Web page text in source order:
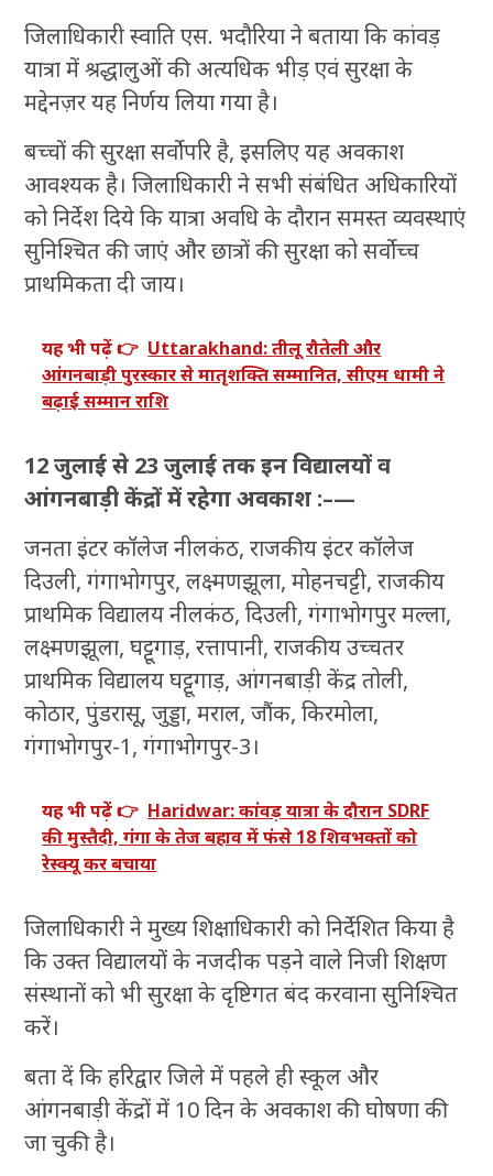
जिलाधिकारी स्वाति एस. भदौरिया ने बताया कि कांवड़
यात्रा में श्रद्धालुओं की अत्यधिक भीड़ एवं सुरक्षा के
मद्देनज़र यह निर्णय लिया गया है।
बच्चों की सुरक्षा सर्वोपरि है, इसलिए यह अवकाश
आवश्यक है। जिलाधिकारी ने सभी संबंधित अधिकारियों
को निर्देश दिये कि यात्रा अवधि के दौरान समस्त व्यवस्थाएं
सुनिश्चित की जाएं और छात्रों की सुरक्षा को सर्वोच्च
प्राथमिकता दी जाय।
यह भी पढ़ें 👉 Uttarakhand: तीलू रौतेली और
आंगनबाड़ी पुरस्कार से मातृशक्ति सम्मानित, सीएम धामी ने
बढ़ाई सम्मान राशि
12 जुलाई से 23 जुलाई तक इन विद्यालयों व
आंगनबाड़ी केंद्रों में रहेगा अवकाश :–—
जनता इंटर कॉलेज नीलकंठ, राजकीय इंटर कॉलेज
दिउली, गंगाभोगपुर, लक्ष्मणझूला, मोहनचट्टी, राजकीय
प्राथमिक विद्यालय नीलकंठ, दिउली, गंगाभोगपुर मल्ला,
लक्ष्मणझूला, घट्टूगाड़, रत्तापानी, राजकीय उच्चतर
प्राथमिक विद्यालय घट्टूगाड़, आंगनबाड़ी केंद्र तोली,
कोठार, पुंडरासू, जुड्डा, मराल, जौंक, किरमोला,
गंगाभोगपुर-1, गंगाभोगपुर-3।
यह भी पढ़ें 👉 Haridwar: कांवड़ यात्रा के दौरान SDRF
की मुस्तैदी, गंगा के तेज बहाव में फंसे 18 शिवभक्तों को
रेस्क्यू कर बचाया
जिलाधिकारी ने मुख्य शिक्षाधिकारी को निर्देशित किया है
कि उक्त विद्यालयों के नजदीक पड़ने वाले निजी शिक्षण
संस्थानों को भी सुरक्षा के दृष्टिगत बंद करवाना सुनिश्चित
करें।
बता दें कि हरिद्वार जिले में पहले ही स्कूल और
आंगनबाड़ी केंद्रों में 10 दिन के अवकाश की घोषणा की
जा चुकी है।